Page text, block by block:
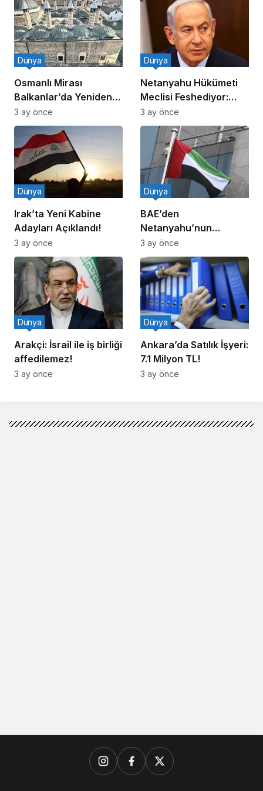
Osmanlı Mirası
Balkanlar’da Yeniden
Canlanıyor
Dünya
3 ay önce
Netanyahu Hükümeti
Meclisi Feshediyor:
Erken Seçim!
Dünya
3 ay önce
Irak’ta Yeni Kabine
Adayları Açıklandı!
Dünya
3 ay önce
BAE’den
Netanyahu’nun
Ziyareti İddiasına
Yalanlama
Dünya
3 ay önce
Arakçi: İsrail ile iş birliği
affedilemez!
Dünya
3 ay önce
Ankara’da Satılık İşyeri:
7.1 Milyon TL!
Dünya
3 ay önce